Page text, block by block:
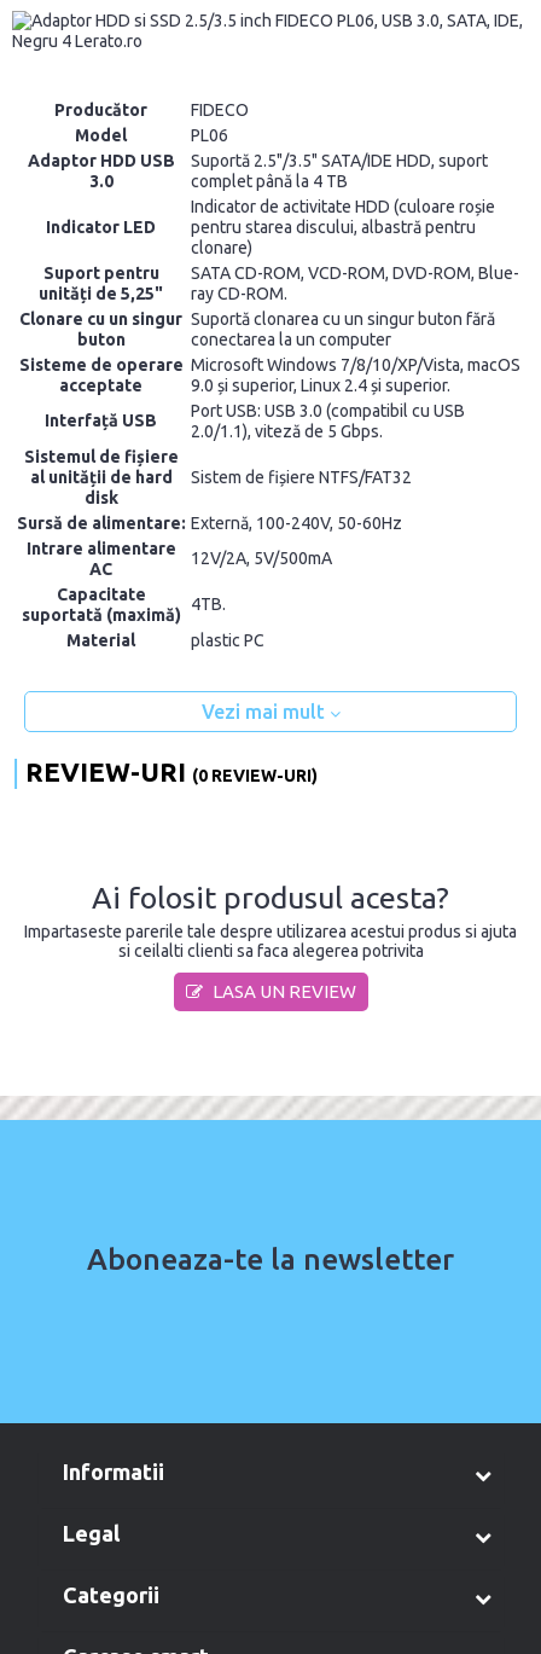
Producător
FIDECO
Model
PL06
Adaptor HDD USB
3.0
Suportă 2.5"/3.5" SATA/IDE HDD, suport
complet până la 4 TB
Indicator LED
Indicator de activitate HDD (culoare roșie
pentru starea discului, albastră pentru
clonare)
Suport pentru
unități de 5,25"
SATA CD-ROM, VCD-ROM, DVD-ROM, Blue-
ray CD-ROM.
Clonare cu un singur
buton
Suportă clonarea cu un singur buton fără
conectarea la un computer
Sisteme de operare
acceptate
Microsoft Windows 7/8/10/XP/Vista, macOS
9.0 și superior, Linux 2.4 și superior.
Interfață USB
Port USB: USB 3.0 (compatibil cu USB
2.0/1.1), viteză de 5 Gbps.
Sistemul de fișiere
al unității de hard
disk
Sistem de fișiere NTFS/FAT32
Sursă de alimentare: Externă, 100-240V, 50-60Hz
Intrare alimentare
AC
12V/2A, 5V/500mA
Capacitate
suportată (maximă)
4TB.
Material
plastic PC
Vezi mai mult
REVIEW-URI (0 REVIEW-URI)
Ai folosit produsul acesta?
Impartaseste parerile tale despre utilizarea acestui produs si ajuta
si ceilalti clienti sa faca alegerea potrivita
LASA UN REVIEW
Aboneaza-te la newsletter
informatii
legal
categorii